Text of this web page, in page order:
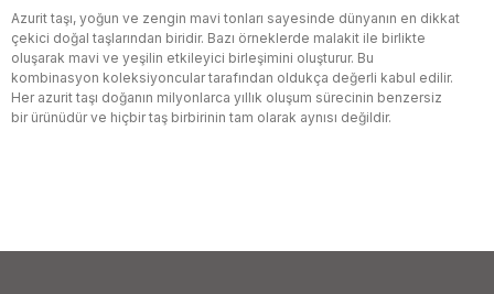
Azurit taşı, yoğun ve zengin mavi tonları sayesinde dünyanın en dikkat
çekici doğal taşlarından biridir. Bazı örneklerde malakit ile birlikte
oluşarak mavi ve yeşilin etkileyici birleşimini oluşturur. Bu
kombinasyon koleksiyoncular tarafından oldukça değerli kabul edilir.
Her azurit taşı doğanın milyonlarca yıllık oluşum sürecinin benzersiz
bir ürünüdür ve hiçbir taş birbirinin tam olarak aynısı değildir.
Koleksiyonluk Mineraller